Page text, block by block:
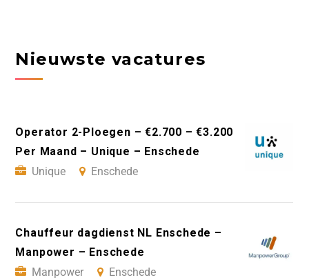
Nieuwste vacatures
Operator 2-Ploegen – €2.700 – €3.200
Per Maand – Unique – Enschede
Unique
Enschede
Chauffeur dagdienst NL Enschede –
Manpower – Enschede
Manpower
Enschede